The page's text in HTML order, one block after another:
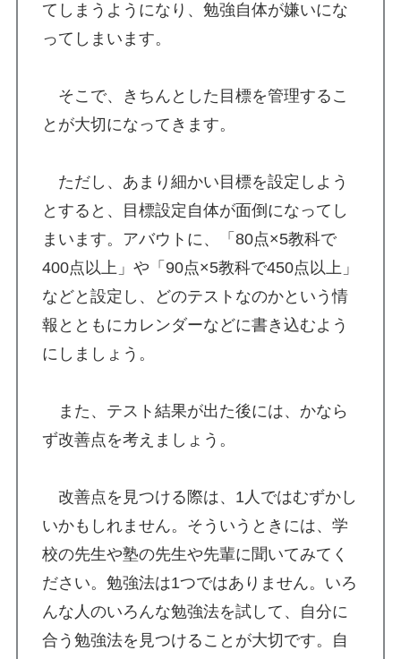
てしまうようになり、勉強自体が嫌いにな
ってしまいます。
そこで、きちんとした目標を管理するこ
とが大切になってきます。
ただし、あまり細かい目標を設定しよう
とすると、目標設定自体が面倒になってし
まいます。アバウトに、「80点×5教科で
400点以上」や「90点×5教科で450点以上」
などと設定し、どのテストなのかという情
報とともにカレンダーなどに書き込むよう
にしましょう。
また、テスト結果が出た後には、かなら
ず改善点を考えましょう。
改善点を見つける際は、1人ではむずかし
いかもしれません。そういうときには、学
校の先生や塾の先生や先輩に聞いてみてく
ださい。勉強法は1つではありません。いろ
んな人のいろんな勉強法を試して、自分に
合う勉強法を見つけることが大切です。自